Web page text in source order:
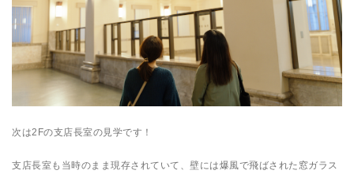
次は2Fの支店長室の見学です！
支店長室も当時のまま現存されていて、壁には爆風で飛ばされた窓ガラス